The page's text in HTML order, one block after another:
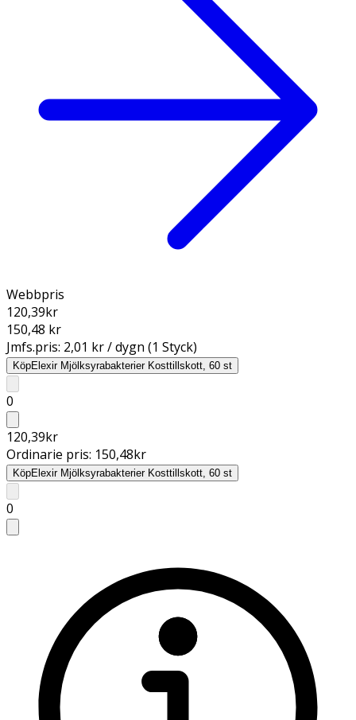
Webbpris
120,39kr
150,48 kr
Jmfs.pris: 2,01 kr / dygn (1 Styck)
KöpElexir Mjölksyrabakterier Kosttillskott, 60 st
0
120,39kr
Ordinarie pris: 150,48kr
KöpElexir Mjölksyrabakterier Kosttillskott, 60 st
0